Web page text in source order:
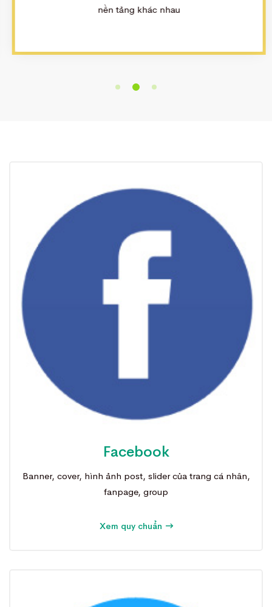
nền tảng khác nhau
Facebook
Banner, cover, hình ảnh post, slider của trang cá nhân,
fanpage, group
Xem quy chuẩn